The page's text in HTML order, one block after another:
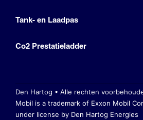
Tank- en Laadpas
Co2 Prestatieladder
Den Hartog • Alle rechten
Mobil is a trademark of Exxon Mobil
under license by Den Hartog Energies